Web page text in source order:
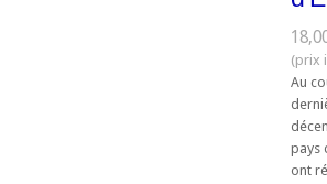
Au
pays
ont